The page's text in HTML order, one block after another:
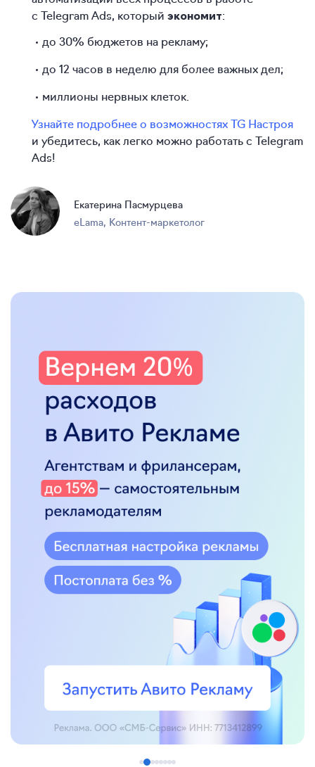
с Telegram Ads, который экономит:
до 30% бюджетов на рекламу;
до 12 часов в неделю для более важных дел;
миллионы нервных клеток.
Узнайте подробнее о возможностях TG Настроя
и убедитесь, как легко можно работать с Telegram
Ads!
Екатерина Пасмурцева
eLama, Контент-маркетолог